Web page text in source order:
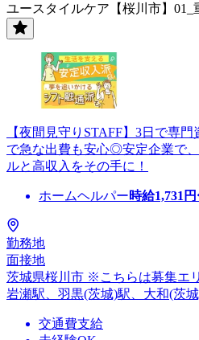
ユースタイルケア【桜川市】01_
【夜間見守りSTAFF】3日で専
で急な出費も安心◎安定企業で
ルと高収入をその手に！
ホームヘルパー時給1,731
勤務地
面接地
茨城県桜川市 ※こちらは募集エ
岩瀬駅、羽黒(茨城)駅、大和(茨
交通費支給